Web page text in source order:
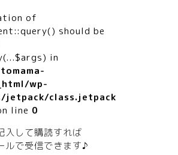
of
should be
in
wp-
jetpack/class.jetpack
line 0
入して購読すれば
ルで受信できます♪